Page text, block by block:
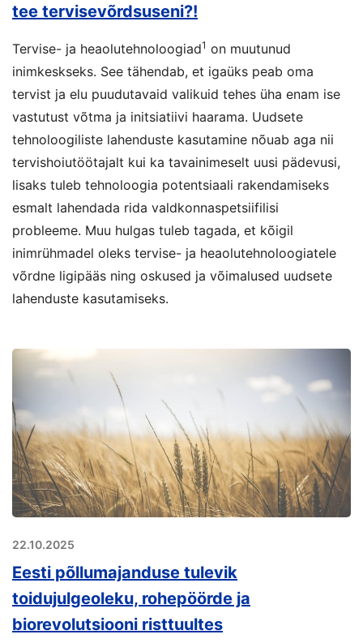
tee tervisevõrdsuseni?!
Tervise- ja heaolutehnoloogiad1 on muutunud
inimkeskseks. See tähendab, et igaüks peab oma
tervist ja elu puudutavaid valikuid tehes üha enam ise
vastutust võtma ja initsiatiivi haarama. Uudsete
tehnoloogiliste lahenduste kasutamine nõuab aga nii
tervishoiutöötajalt kui ka tavainimeselt uusi pädevusi,
lisaks tuleb tehnoloogia potentsiaali rakendamiseks
esmalt lahendada rida valdkonnaspetsiifilisi
probleeme. Muu hulgas tuleb tagada, et kõigil
inimrühmadel oleks tervise- ja heaolutehnoloogiatele
võrdne ligipääs ning oskused ja võimalused uudsete
lahenduste kasutamiseks.
22.10.2025
Eesti põllumajanduse tulevik
toidujulgeoleku, rohepöörde ja
biorevolutsiooni risttuultes